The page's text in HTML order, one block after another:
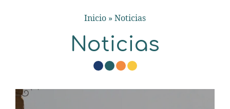
Inicio » Noticias
Noticias